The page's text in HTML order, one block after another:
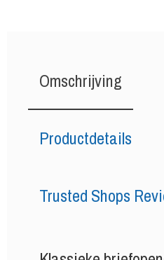
Omschrijving
Productdetails
Trusted Shops